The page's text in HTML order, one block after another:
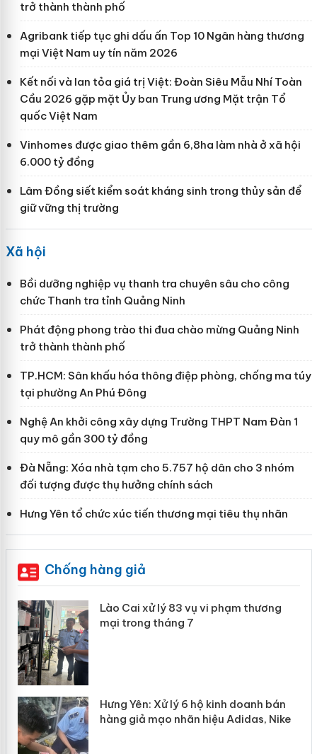
trở thành thành phố
Agribank tiếp tục ghi dấu ấn Top 10 Ngân hàng thương
mại Việt Nam uy tín năm 2026
Kết nối và lan tỏa giá trị Việt: Đoàn Siêu Mẫu Nhí Toàn
Cầu 2026 gặp mặt Ủy ban Trung ương Mặt trận Tổ
quốc Việt Nam
Vinhomes được giao thêm gần 6,8ha làm nhà ở xã hội
6.000 tỷ đồng
Lâm Đồng siết kiểm soát kháng sinh trong thủy sản để
giữ vững thị trường
Xã hội
Bồi dưỡng nghiệp vụ thanh tra chuyên sâu cho công
chức Thanh tra tỉnh Quảng Ninh
Phát động phong trào thi đua chào mừng Quảng Ninh
trở thành thành phố
TP.HCM: Sân khấu hóa thông điệp phòng, chống ma túy
tại phường An Phú Đông
Nghệ An khởi công xây dựng Trường THPT Nam Đàn 1
quy mô gần 300 tỷ đồng
Đà Nẵng: Xóa nhà tạm cho 5.757 hộ dân cho 3 nhóm
đối tượng được thụ hưởng chính sách
Hưng Yên tổ chức xúc tiến thương mại tiêu thụ nhãn
Chống hàng giả
Lào Cai xử lý 83 vụ vi phạm thương
mại trong tháng 7
Hưng Yên: Xử lý 6 hộ kinh doanh bán
hàng giả mạo nhãn hiệu Adidas, Nike